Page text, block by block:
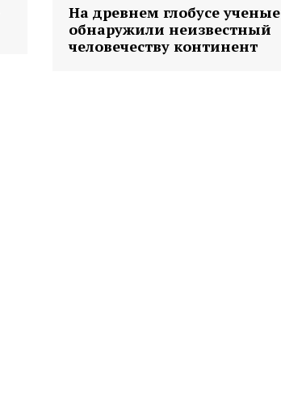
На древнем глобусе ученые
обнаружили неизвестный
человечеству континент